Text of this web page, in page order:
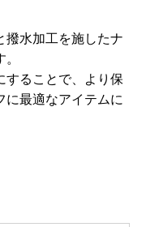
撥水加工を施したナ
することで、より保
に最適なアイテムに